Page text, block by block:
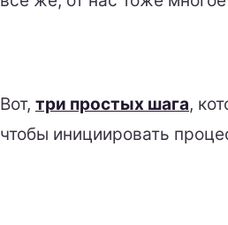
Вот, три простых шага,
чтобы инициировать